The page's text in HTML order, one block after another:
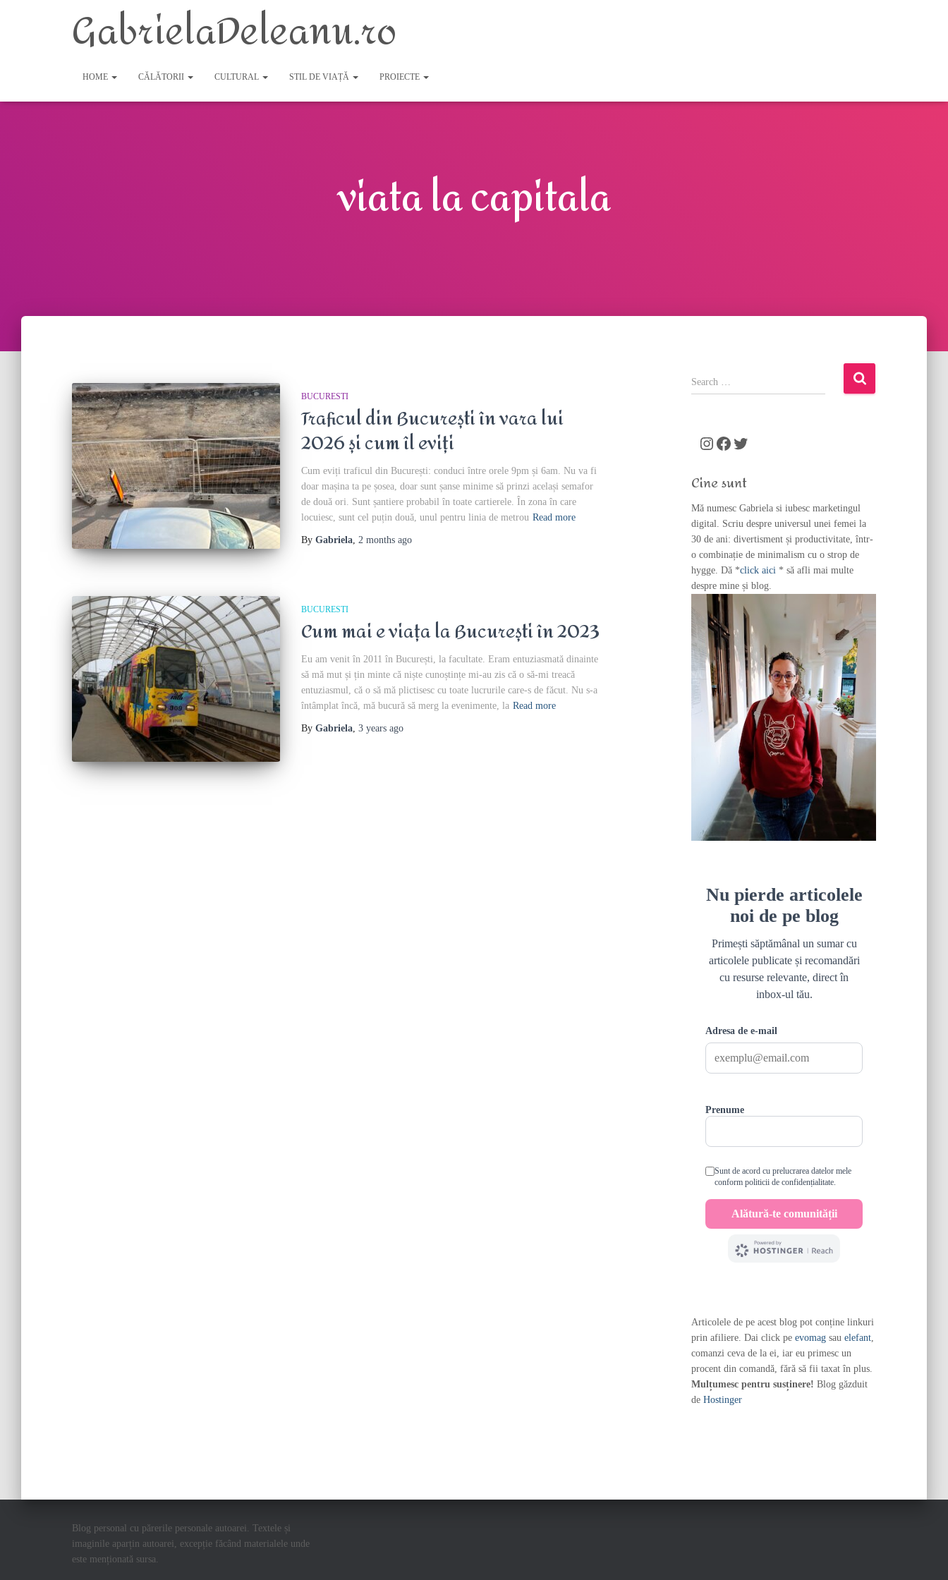
GabrielaDeleanu.ro
HOME CĂLĂTORII CULTURAL STIL DE VIAȚĂ PROIECTE
viata la capitala
BUCURESTI
Traficul din București în vara lui
2026 și cum îl eviți
Cum eviți traficul din București: conduci între orele 9pm și 6am. Nu va fi
doar mașina ta pe șosea, doar sunt șanse minime să prinzi același semafor
de două ori. Sunt șantiere probabil în toate cartierele. În zona în care
locuiesc, sunt cel puțin două, unul pentru linia de metrou Read more
By Gabriela, 2 months ago
BUCURESTI
Cum mai e viața la București în 2023
Eu am venit în 2011 în București, la facultate. Eram entuziasmată dinainte
să mă mut și țin minte că niște cunoștințe mi-au zis că o să-mi treacă
entuziasmul, că o să mă plictisesc cu toate lucrurile care-s de făcut. Nu s-a
întâmplat încă, mă bucură să merg la evenimente, la Read more
By Gabriela, 3 years ago
S
e
o
Instagram Facebook Twitter
Cine sunt
Mă numesc Gabriela si iubesc marketingul
digital. Scriu despre universul unei femei la
30 de ani: divertisment și productivitate, într-
o combinație de minimalism cu o strop de
hygge. Dă *click aici * să afli mai multe
despre mine și blog.
Articolele de pe acest blog pot conține linkuri
prin afiliere. Dai click pe evomagsau elefant,
comanzi ceva de la ei, iar eu primesc un
procent din comandă, fără să fii taxat în plus.
Mulțumesc pentru susținere! Blog găzduit
de Hostinger
Blog personal cu părerile personale autoarei. Textele și
imaginile aparțin autoarei, excepție făcând materialele unde
este menționată sursa.